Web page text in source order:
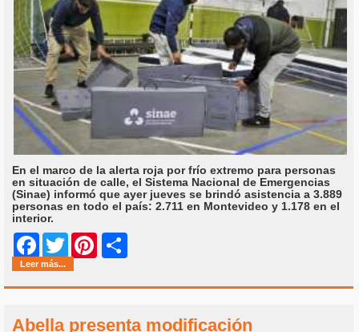
En el marco de la alerta roja por frío extremo para personas
en situación de calle, el Sistema Nacional de Emergencias
(Sinae) informó que ayer jueves se brindó asistencia a 3.889
personas en todo el país: 2.711 en Montevideo y 1.178 en el
interior.
Facebook
Twitter Pinterest
Leer más...
Abella presenta modificación